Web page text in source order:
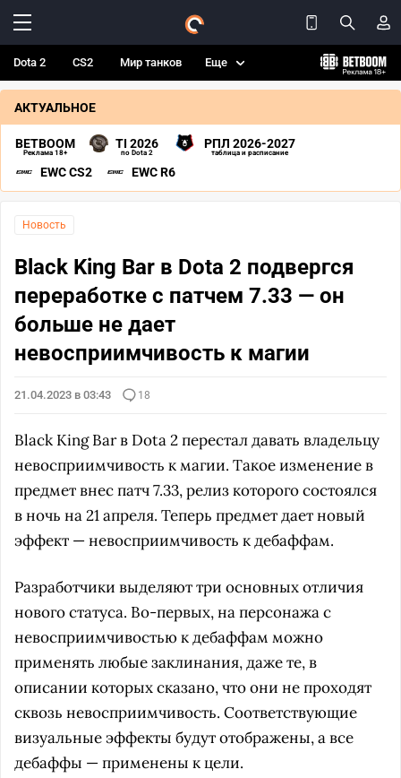
Dota 2 CS2 Мир танков Еще
АКТУАЛЬНОЕ
BETBOOM
Реклама 18+
TI 2026
по Dota 2
РПЛ 2026-2027
таблица и расписание
EWC CS2 EWC R6
Новость
Black King Bar в Dota 2 подвергся
переработке с патчем 7.33 — он
больше не дает
невосприимчивость к магии
21.04.2023 в 03:43 18
Black King Bar в Dota 2 перестал давать владельцу
невосприимчивость к магии. Такое изменение в
предмет внес патч 7.33, релиз которого состоялся
в ночь на 21 апреля. Теперь предмет дает новый
эффект — невосприимчивость к дебаффам.
Разработчики выделяют три основных отличия
нового статуса. Во-первых, на персонажа с
невосприимчивостью к дебаффам можно
применять любые заклинания, даже те, в
описании которых сказано, что они не проходят
сквозь невосприимчивость. Соответствующие
визуальные эффекты будут отображены, а все
дебаффы — применены к цели.